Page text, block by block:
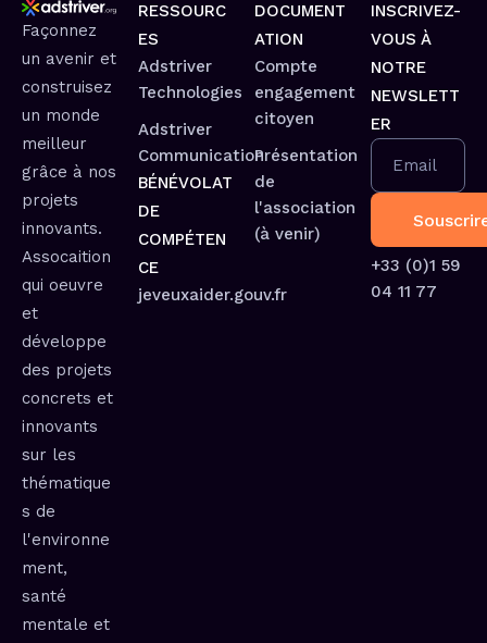
Façonnez
un avenir et
construisez
un monde
meilleur
grâce à nos
projets
innovants.
Assocaition
qui oeuvre
et
développe
des projets
concrets et
innovants
sur les
thématique
s de
l'environne
ment,
santé
mentale et
RESSOURC
ES
Adstriver
Technologies
Adstriver
Communication
BÉNÉVOLAT
DE
COMPÉTEN
CE
jeveuxaider.gouv.fr
DOCUMENT
ATION
Compte
engagement
citoyen
Présentation
de
l'association
(à venir)
INSCRIVEZ-
VOUS À
NOTRE
NEWSLETT
ER
Email
+33 (0)1 59
04 11 77